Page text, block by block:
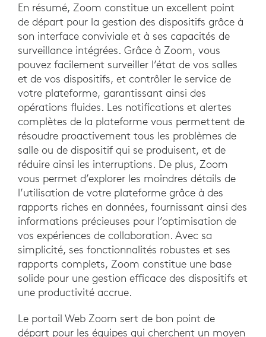
En résumé, Zoom constitue un excellent point
de départ pour la gestion des dispositifs grâce à
son interface conviviale et à ses capacités de
surveillance intégrées. Grâce à Zoom, vous
pouvez facilement surveiller l’état de vos salles
et de vos dispositifs, et contrôler le service de
votre plateforme, garantissant ainsi des
opérations fluides. Les notifications et alertes
complètes de la plateforme vous permettent de
résoudre proactivement tous les problèmes de
salle ou de dispositif qui se produisent, et de
réduire ainsi les interruptions. De plus, Zoom
vous permet d’explorer les moindres détails de
l’utilisation de votre plateforme grâce à des
rapports riches en données, fournissant ainsi des
informations précieuses pour l’optimisation de
vos expériences de collaboration. Avec sa
simplicité, ses fonctionnalités robustes et ses
rapports complets, Zoom constitue une base
solide pour une gestion efficace des dispositifs et
une productivité accrue.
Le portail Web Zoom sert de bon point de
départ pour les équipes qui cherchent un moyen